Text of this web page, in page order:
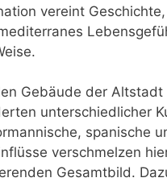
vereint Geschichte,
Gebäude der Altstadt
unterschiedlicher
spanische
verschmelzen
Gesamtbild.